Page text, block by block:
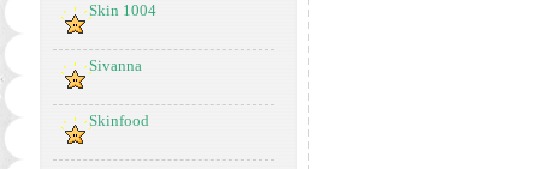
Skin 1004
Sivanna
Skinfood